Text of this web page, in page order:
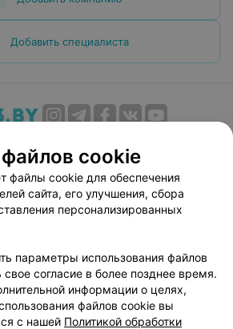
Добавить специалиста
Публичный договор
соглашение
Способы оплаты
Партнеры
руководителю 103.by
настройки cookie
персональных данных
cookie
файлы cookie для обеспечения
сайта, его улучшения, сбора
персонализированных
параметры использования файлов
согласие в более позднее время.
информации о целях,
файлов cookie вы
с нашей Политикой обработки